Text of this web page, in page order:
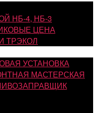
НБ-4, НБ-3
ЦЕНА
ТРЭКОЛ
УСТАНОВКА
МАСТЕРСКАЯ